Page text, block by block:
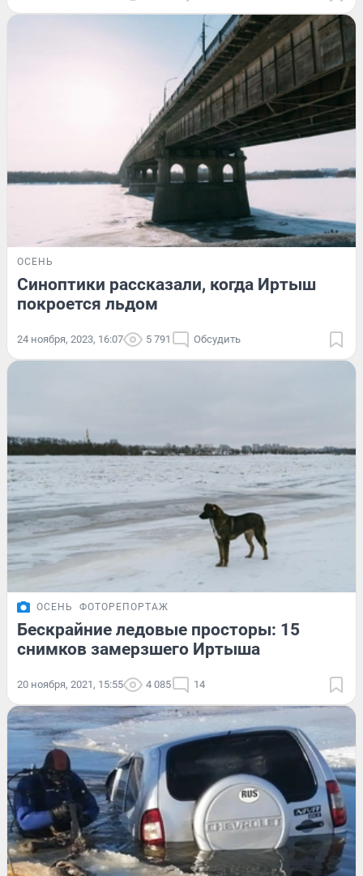
ОСЕНЬ
Синоптики рассказали, когда Иртыш
покроется льдом
24 ноября, 2023, 16:07 5 791 Обсудить
ОСЕНЬ ФОТОРЕПОРТАЖ
Бескрайние ледовые просторы: 15
снимков замерзшего Иртыша
20 ноября, 2021, 15:55 4 085 14